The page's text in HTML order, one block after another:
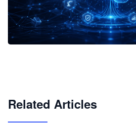
Related Articles